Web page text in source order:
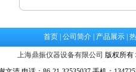
首页 公司简介 产品展示
上海鼎振仪器设备有限公司 版权所有